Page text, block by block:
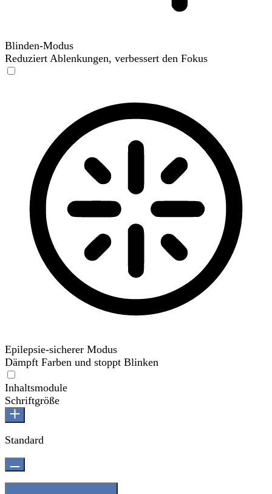
Blinden-Modus
Reduziert Ablenkungen, verbessert den Fokus
Epilepsie-sicherer Modus
Dämpft Farben und stoppt Blinken
Inhaltsmodule
Schriftgröße
Standard